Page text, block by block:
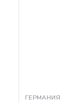
ГЕРМАНИЯ